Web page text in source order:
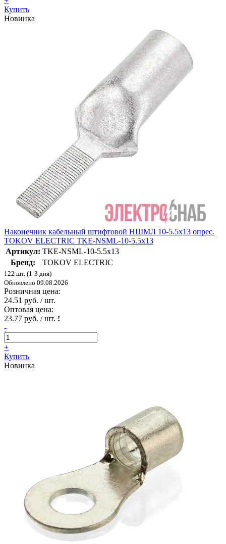
Купить
Новинка
Наконечник кабельный штифтовой НШМЛ 10-5.5х13 опрес.
TOKOV ELECTRIC TKE-NSML-10-5.5х13
Артикул: TKE-NSML-10-5.5х13
Бренд:
TOKOV ELECTRIC
122 шт. (1-3 дня)
Обновлено 09.08.2026
Розничная цена:
24.51 руб. / шт.
Оптовая цена:
23.77 руб. / шт. !
-
+
Купить
Новинка